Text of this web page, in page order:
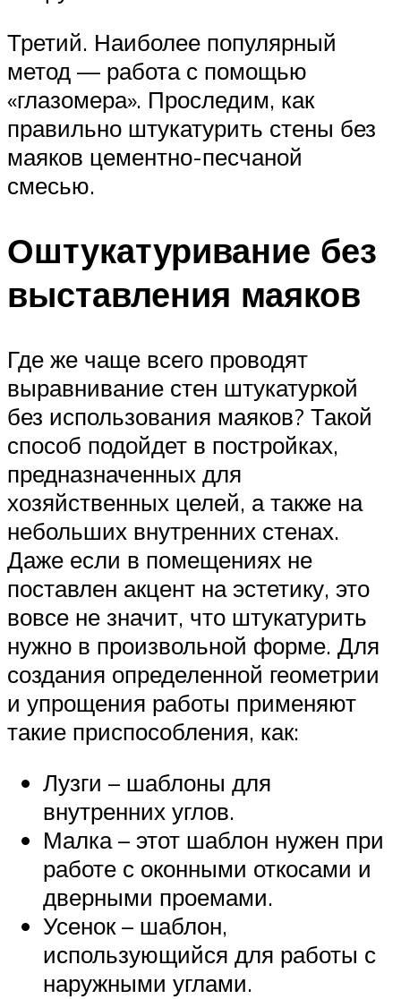
Третий. Наиболее популярный
метод — работа с помощью
«глазомера». Проследим, как
правильно штукатурить стены без
маяков цементно-песчаной
смесью.
Оштукатуривание без
выставления маяков
Где же чаще всего проводят
выравнивание стен штукатуркой
без использования маяков? Такой
способ подойдет в постройках,
предназначенных для
хозяйственных целей, а также на
небольших внутренних стенах.
Даже если в помещениях не
поставлен акцент на эстетику, это
вовсе не значит, что штукатурить
нужно в произвольной форме. Для
создания определенной геометрии
и упрощения работы применяют
такие приспособления, как:
Лузги – шаблоны для
внутренних углов.
Малка – этот шаблон нужен при
работе с оконными откосами и
дверными проемами.
Усенок – шаблон,
использующийся для работы с
наружными углами.